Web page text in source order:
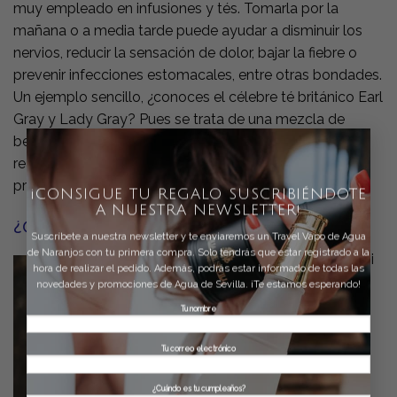
¡CONSIGUE TU REGALO SUSCRIBIÉNDOTE
A NUESTRA NEWSLETTER!
Suscríbete a nuestra newsletter y te enviaremos un Travel Vapo de Agua
de Naranjos con tu primera compra. Solo tendrás que estar registrado a la
hora de realizar el pedido. Además, podrás estar informado de todas las
novedades y promociones de Agua de Sevilla. ¡Te estamos esperando!
Tu nombre
Tu correo electrónico
¿Cuándo es tu cumpleaños?
×
muy empleado en infusiones y tés. Tomarla por la
mañana o a media tarde puede ayudar a disminuir los
nervios, reducir la sensación de dolor, bajar la fiebre o
prevenir infecciones estomacales, entre otras bondades.
Un ejemplo sencillo, ¿conoces el célebre té británico Earl
Gray y Lady Gray? Pues se trata de una mezcla de
bergamota y té negro que desde hace siglos se viene
realizando y consumiendo. ¡Así que más de uno lo ha
probado sin saberlo!
¿Cómo emplear la bergamota?
Si